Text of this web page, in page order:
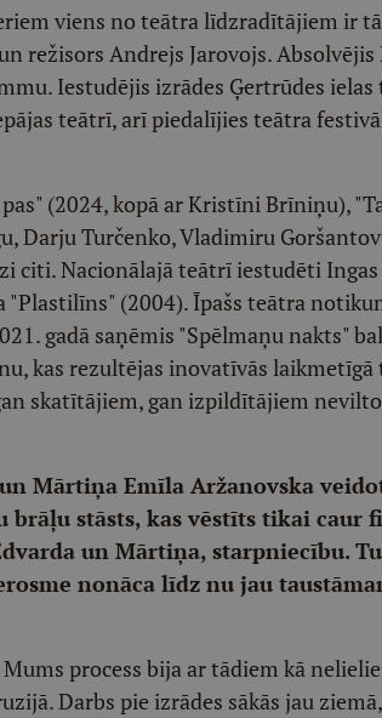
viens no teātra līdzradītājiem ir tā
režisors Andrejs Jarovojs. Absolvējis
Iestudējis izrādes Ģertrūdes
teātrī, arī piedalījies teātra
(2024, kopā ar Kristīni Brīniņu),
Darju Turčenko, Vladimiru
citi. Nacionālajā teātrī iestudēti Ingas
"Plastilīns" (2004). Īpašs teātra
gadā saņēmis "Spēlmaņu nakts"
kas rezultējas inovatīvās laikmetīgā
skatītājiem, gan izpildītājiem
Mārtiņa Emīla Aržanovska
brāļu stāsts, kas vēstīts tikai caur
un Mārtiņa, starpniecību.
nonāca līdz nu jau
Mums process bija ar tādiem kā
Darbs pie izrādes sākās jau